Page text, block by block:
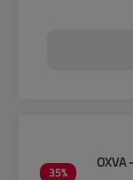
35%
OXVA